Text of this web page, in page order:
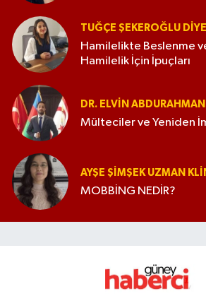
TUĞÇE ŞEKEROĞLU
Hamilelikte Beslenme
Hamilelik İçin İpuçları
DR. ELVIN
Mülteciler ve Yeniden
AYŞE ŞIMŞEK UZMAN
MOBBİNG NEDİR?